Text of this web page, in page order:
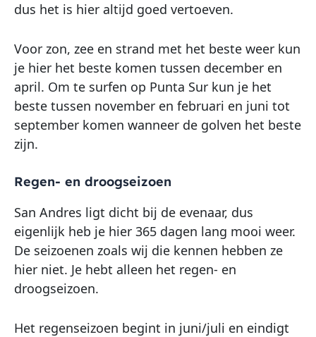
dus het is hier altijd goed vertoeven.
Voor zon, zee en strand met het beste weer kun
je hier het beste komen tussen december en
april. Om te surfen op Punta Sur kun je het
beste tussen november en februari en juni tot
september komen wanneer de golven het beste
zijn.
Regen- en droogseizoen
San Andres ligt dicht bij de evenaar, dus
eigenlijk heb je hier 365 dagen lang mooi weer.
De seizoenen zoals wij die kennen hebben ze
hier niet. Je hebt alleen het regen- en
droogseizoen.
Het regenseizoen begint in juni/juli en eindigt